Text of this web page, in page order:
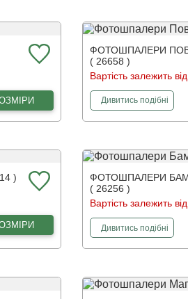
ФОТОШПАЛЕРИ
( 26658 )
Вартість залежить
Дивитисьподібні
)
ФОТОШПАЛЕРИ
( 26256 )
Вартість залежить
Дивитисьподібні